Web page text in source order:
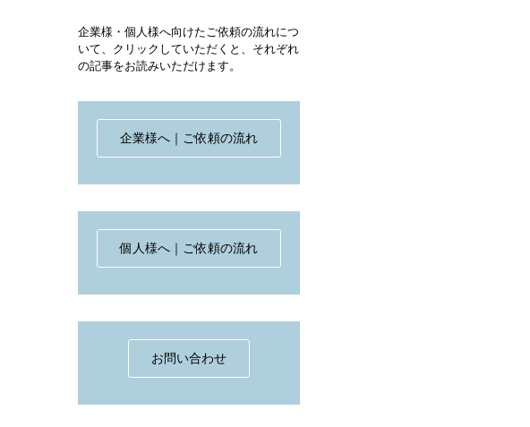
企業様・個人様へ向けたご依頼の流れにつ
いて、クリックしていただくと、それぞれ
の記事をお読みいただけます。
企業様へ｜ご依頼の流れ
個人様へ｜ご依頼の流れ
お問い合わせ